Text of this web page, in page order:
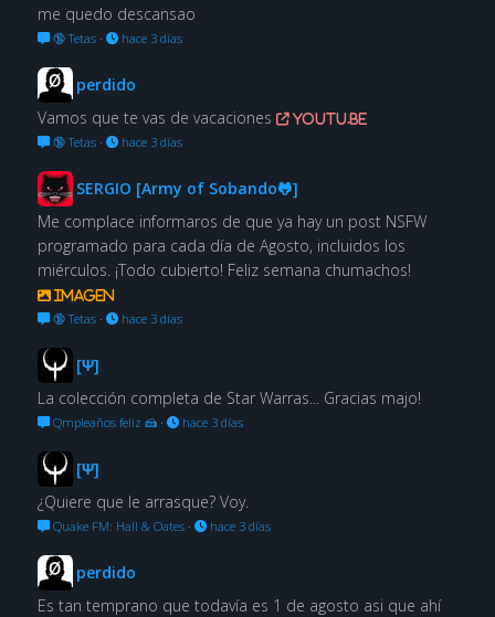
me quedo descansao
🔞 Tetas· hace 3 días
perdido
Vamos que te vas de vacaciones
youtu.be
🔞 Tetas· hace 3 días
SERGIO [Army of Sobando🐸]
Me complace informaros de que ya hay un post NSFW
programado para cada día de Agosto, incluidos los
miérculos. ¡Todo cubierto! Feliz semana chumachos!
Imagen
🔞 Tetas· hace 3 días
[Ψ]
La colección completa de Star Warras... Gracias majo!
Qmpleaños feliz 🍰· hace 3 días
[Ψ]
¿Quiere que le arrasque? Voy.
Quake FM: Hall & Oates· hace 3 días
perdido
Es tan temprano que todavía es 1 de agosto asi que ahí